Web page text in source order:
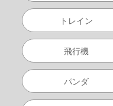
トレイン
飛行機
パンダ